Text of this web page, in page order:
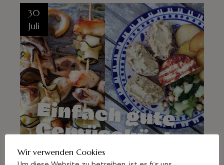
30
Juli
Wir verwenden Cookies